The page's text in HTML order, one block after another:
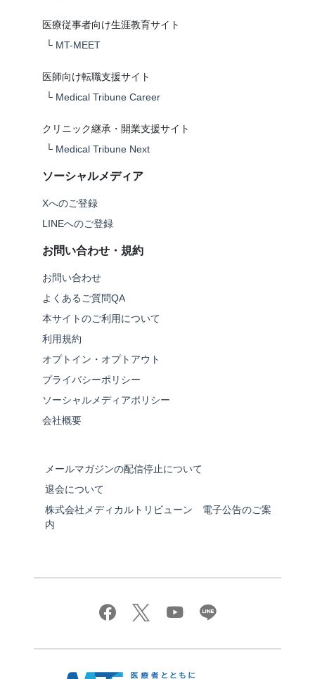
医療従事者向け生涯教育サイト
└ MT-MEET
医師向け転職支援サイト
└ Medical Tribune Career
クリニック継承・開業支援サイト
└ Medical Tribune Next
ソーシャルメディア
Xへのご登録
LINEへのご登録
お問い合わせ・規約
お問い合わせ
よくあるご質問QA
本サイトのご利用について
利用規約
オプトイン・オプトアウト
プライバシーポリシー
ソーシャルメディアポリシー
会社概要
メールマガジンの配信停止について
退会について
株式会社メディカルトリビューン 電子公告のご案
内